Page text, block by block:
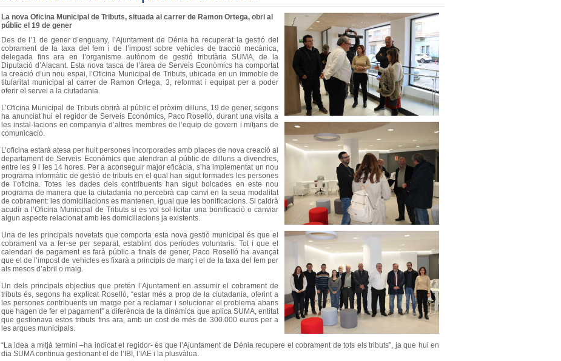
La nova Oficina Municipal de Tributs, situada al carrer de Ramon Ortega, obri al
públic el 19 de gener
Des de l’1 de gener d’enguany, l’Ajuntament de Dénia ha recuperat la gestió del
cobrament de la taxa del fem i de l’impost sobre vehicles de tracció mecànica,
delegada fins ara en l’organisme autònom de gestió tributària SUMA, de la
Diputació d’Alacant. Esta nova tasca de l’àrea de Serveis Econòmics ha comportat
la creació d’un nou espai, l’Oficina Municipal de Tributs, ubicada en un immoble de
titularitat municipal al carrer de Ramon Ortega, 3, reformat i equipat per a poder
oferir el servei a la ciutadania.
L’Oficina Municipal de Tributs obrirà al públic el pròxim dilluns, 19 de gener, segons
ha anunciat hui el regidor de Serveis Econòmics, Paco Roselló, durant una visita a
les instal·lacions en companyia d’altres membres de l’equip de govern i mitjans de
comunicació.
L’oficina estarà atesa per huit persones incorporades amb places de nova creació al
departament de Serveis Econòmics que atendran al públic de dilluns a divendres,
entre les 9 i les 14 hores. Per a aconseguir major eficàcia, s’ha implementat un nou
programa informàtic de gestió de tributs en el qual han sigut formades les persones
de l’oficina. Totes les dades dels contribuents han sigut bolcades en este nou
programa de manera que la ciutadania no percebrà cap canvi en la seua modalitat
de cobrament: les domiciliacions es mantenen, igual que les bonificacions. Si caldrà
acudir a l’Oficina Municipal de Tributs si es vol sol·licitar una bonificació o canviar
algun aspecte relacionat amb les domiciliacions ja existents.
Una de les principals novetats que comporta esta nova gestió municipal és que el
cobrament va a fer-se per separat, establint dos períodes voluntaris. Tot i que el
calendari de pagament es farà públic a finals de gener, Paco Roselló ha avançat
que el de l’impost de vehicles es fixarà a principis de març i el de la taxa del fem per
als mesos d’abril o maig.
Un dels principals objectius que pretén l’Ajuntament en assumir el cobrament de
tributs és, segons ha explicat Roselló, “estar més a prop de la ciutadania, oferint a
les persones contribuents un marge per a reclamar i solucionar el problema abans
que hagen de fer el pagament” a diferència de la dinàmica que aplica SUMA, entitat
que gestionava estos tributs fins ara, amb un cost de més de 300.000 euros per a
les arques municipals.
“La idea a mitjà termini –ha indicat el regidor- és que l’Ajuntament de Dénia recupere el cobrament de tots els tributs”, ja que hui en
dia SUMA continua gestionant el de l’IBI, l’IAE i la plusvàlua.